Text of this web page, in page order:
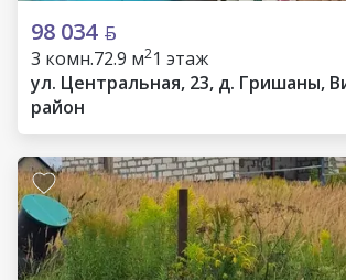
98 034
3 комн.72.9 м21 этаж
ул. Центральная, 23, д. Гришаны,
район